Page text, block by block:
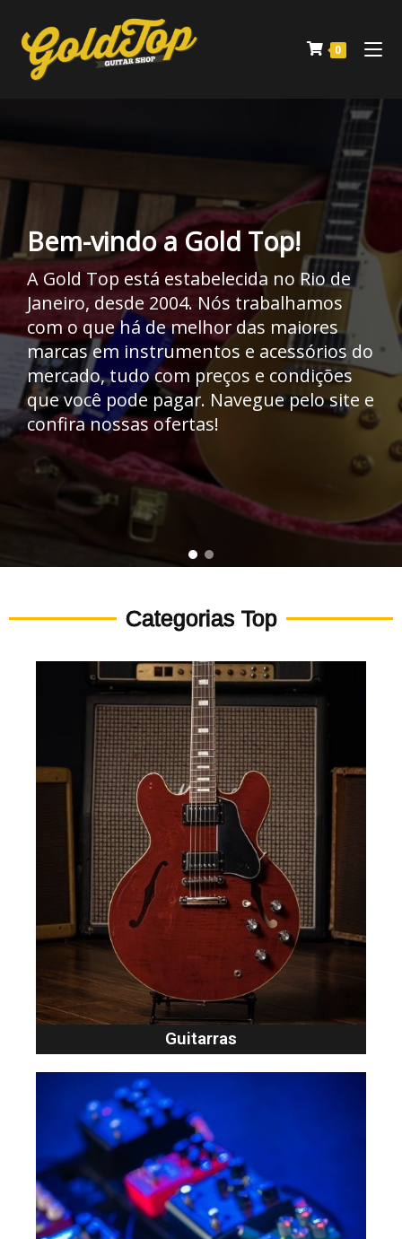
0
Bem-vindo a Gold Top!
A Gold Top está estabelecida no Rio de
Janeiro, desde 2004. Nós trabalhamos
com o que há de melhor das maiores
marcas em instrumentos e acessórios do
mercado, tudo com preços e condições
que você pode pagar. Navegue pelo site e
confira nossas ofertas!
Categorias Top
Guitarras